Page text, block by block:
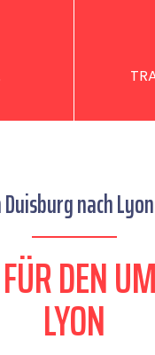
nach
DEN
LYON